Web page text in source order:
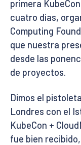
primera
cuatro días,
Computing
que nuestra
desde las
de proyectos.
Dimos el
Londres con el
KubeCon +
fue bien